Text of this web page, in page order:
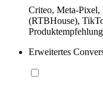
Criteo, Meta-
(RTBHouse),
Erweitertes